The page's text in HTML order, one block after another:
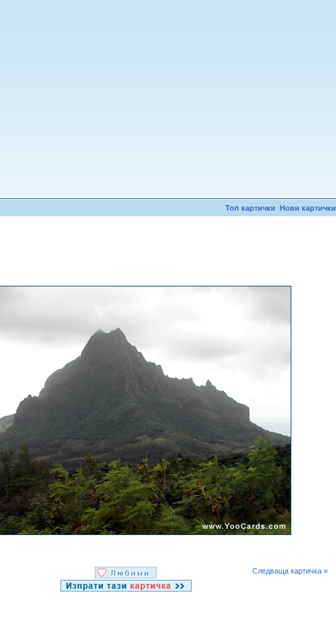
Топ картички Нови картички
Следваща картичка »